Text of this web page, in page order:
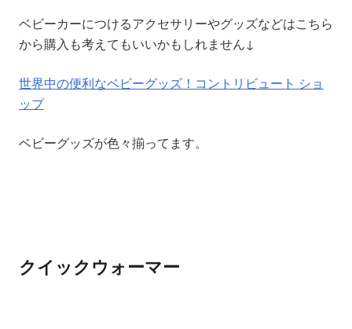
ベビーカーにつけるアクセサリーやグッズなどはこちら
から購入も考えてもいいかもしれません↓
世界中の便利なベビーグッズ！コントリビュート ショ
ップ
ベビーグッズが色々揃ってます。
クイックウォーマー